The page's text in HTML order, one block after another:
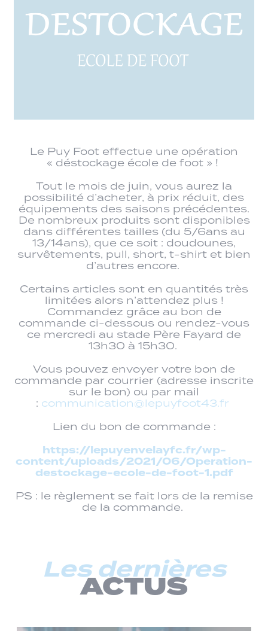
Le Puy Foot effectue une opération
« déstockage école de foot » !
Tout le mois de juin, vous aurez la
possibilité d’acheter, à prix réduit, des
équipements des saisons précédentes.
De nombreux produits sont disponibles
dans différentes tailles (du 5/6ans au
13/14ans), que ce soit : doudounes,
survêtements, pull, short, t-shirt et bien
d’autres encore.
Certains articles sont en quantités très
limitées alors n’attendez plus !
Commandez grâce au bon de
commande ci-dessous ou rendez-vous
ce mercredi au stade Père Fayard de
13h30 à 15h30.
Vous pouvez envoyer votre bon de
commande par courrier (adresse inscrite
sur le bon) ou par mail
: communication@lepuyfoot43.fr
Lien du bon de commande :
https://lepuyenvelayfc.fr/wp-
content/uploads/2021/06/Operation-
destockage-ecole-de-foot-1.pdf
PS : le règlement se fait lors de la remise
de la commande.
Les dernières
ACTUS